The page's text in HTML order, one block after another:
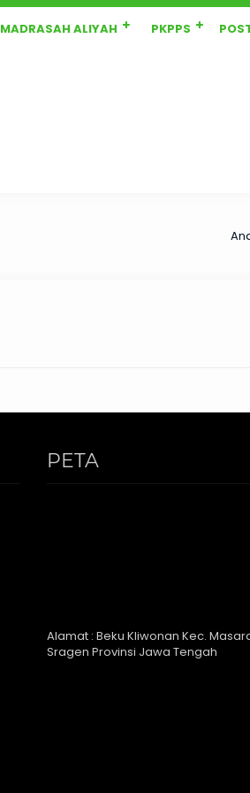
MADRASAH ALIYAH PKPPS
PETA
Alamat : Beku Kliwonan Kec.
Sragen Provinsi Jawa Tengah